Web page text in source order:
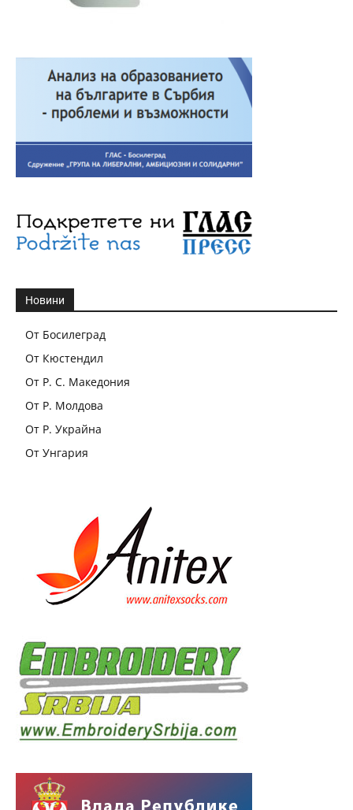
Новини
От Босилеград
От Кюстендил
От Р. С. Македония
От Р. Молдова
От Р. Украйна
От Унгария